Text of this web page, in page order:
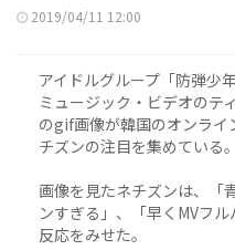
2019/04/11 12:00
アイドルグループ「防弾少
ミュージック・ビデオのテ
のgif画像が韓国のオンライ
チズンの注目を集めている。
画像を見たネチズンは、「
ンすぎる」、「早くMVフ
反応をみせた。